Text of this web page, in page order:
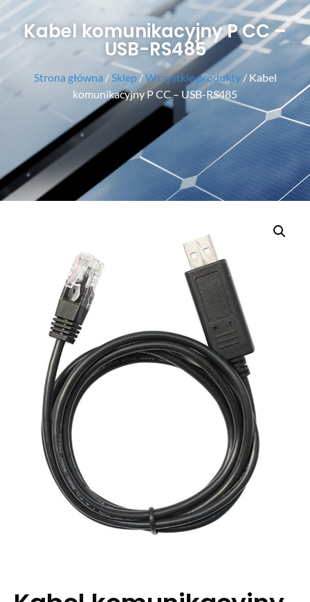
Kabel komunikacyjny P CC –
USB-RS485
Strona główna / Sklep/Wszystkie produkty/ Kabel
komunikacyjny P CC – USB-RS485